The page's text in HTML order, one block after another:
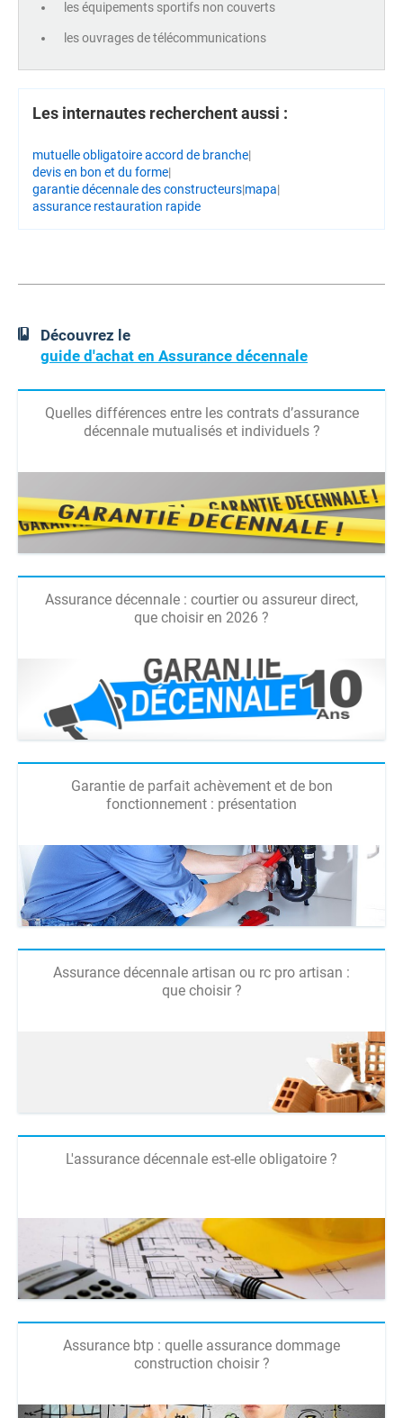
les équipements sportifs non couverts
les ouvrages de télécommunications
Les internautes recherchent aussi :
mutuelle obligatoire accord de branche|
devis en bon et du forme|
garantie décennale des constructeurs|mapa|
assurance restauration rapide
Découvrez le
guide d'achat en Assurance décennale
Quelles différences entre les contrats d’assurance
décennale mutualisés et individuels ?
Assurance décennale : courtier ou assureur direct,
que choisir en 2026 ?
Garantie de parfait achèvement et de bon
fonctionnement : présentation
Assurance décennale artisan ou rc pro artisan :
que choisir ?
L'assurance décennale est-elle obligatoire ?
Assurance btp : quelle assurance dommage
construction choisir ?